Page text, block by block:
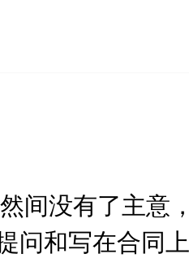
然间没有了主意
问和写在合同